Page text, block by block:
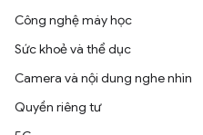
Công nghệ máy học
Sức khoẻ và thể dục
Camera và nội dung nghe nhìn
Quyền riêng tư